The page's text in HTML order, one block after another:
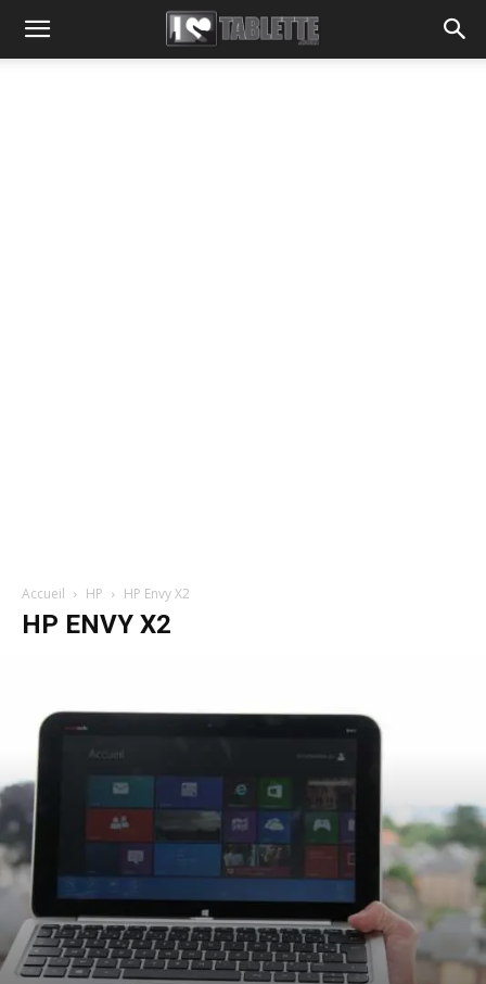
Accueil HP HP Envy X2
HP ENVY X2